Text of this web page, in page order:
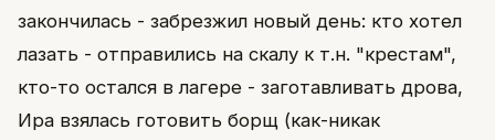
закончилась - забрезжил новый день: кто хотел
лазать - отправились на скалу к т.н. "крестам",
кто-то остался в лагере - заготавливать дрова,
Ира взялась готовить борщ (как-никак